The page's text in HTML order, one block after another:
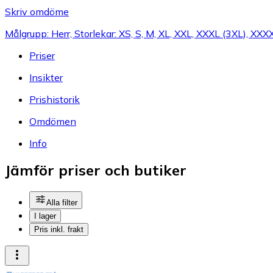
Skriv omdöme
Målgrupp: Herr, Storlekar: XS, S, M, XL, XXL, XXXL (3XL),
Priser
Insikter
Prishistorik
Omdömen
Info
Jämför priser och butiker
Alla filter
I lager
Pris inkl. frakt